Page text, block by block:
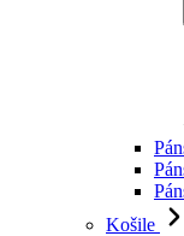
Košile